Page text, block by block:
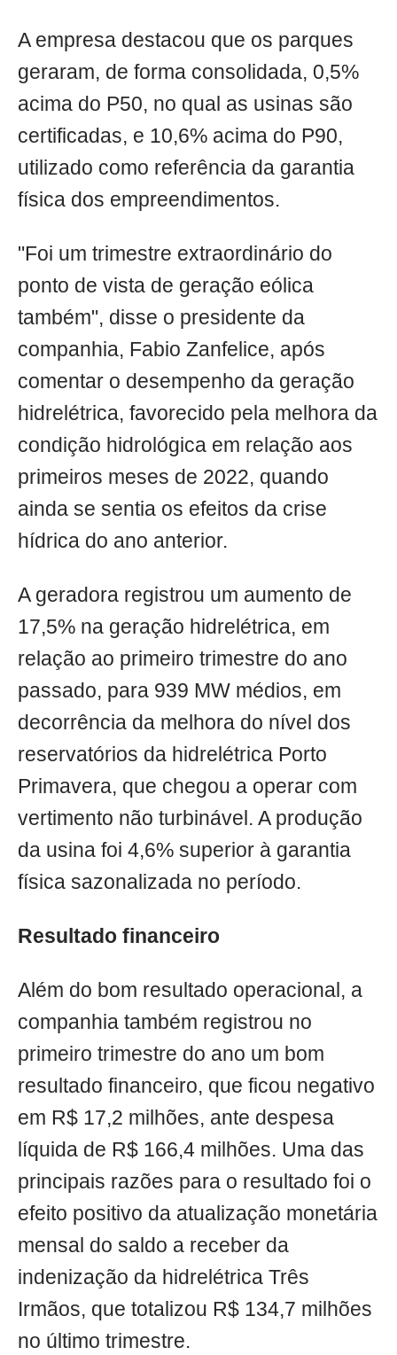
A empresa destacou que os parques
geraram, de forma consolidada, 0,5%
acima do P50, no qual as usinas são
certificadas, e 10,6% acima do P90,
utilizado como referência da garantia
física dos empreendimentos.
"Foi um trimestre extraordinário do
ponto de vista de geração eólica
também", disse o presidente da
companhia, Fabio Zanfelice, após
comentar o desempenho da geração
hidrelétrica, favorecido pela melhora da
condição hidrológica em relação aos
primeiros meses de 2022, quando
ainda se sentia os efeitos da crise
hídrica do ano anterior.
A geradora registrou um aumento de
17,5% na geração hidrelétrica, em
relação ao primeiro trimestre do ano
passado, para 939 MW médios, em
decorrência da melhora do nível dos
reservatórios da hidrelétrica Porto
Primavera, que chegou a operar com
vertimento não turbinável. A produção
da usina foi 4,6% superior à garantia
física sazonalizada no período.
Resultado financeiro
Além do bom resultado operacional, a
companhia também registrou no
primeiro trimestre do ano um bom
resultado financeiro, que ficou negativo
em R$ 17,2 milhões, ante despesa
líquida de R$ 166,4 milhões. Uma das
principais razões para o resultado foi o
efeito positivo da atualização monetária
mensal do saldo a receber da
indenização da hidrelétrica Três
Irmãos, que totalizou R$ 134,7 milhões
no último trimestre.